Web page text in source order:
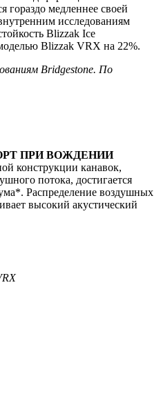
гораздо медленнее своей
исследованиям
Blizzak Ice
Blizzak VRX на 22%.
Bridgestone. По
ПРИ ВОЖДЕНИИ
конструкции канавок,
потока, достигается
Распределение воздушных
высокий акустический